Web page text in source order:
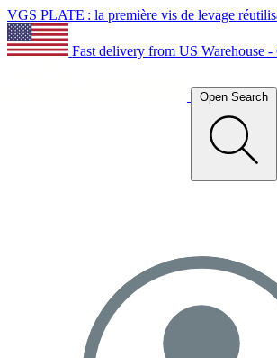
VGS PLATE : la première vis de levage
Fast delivery from US Warehouse -
Open Search